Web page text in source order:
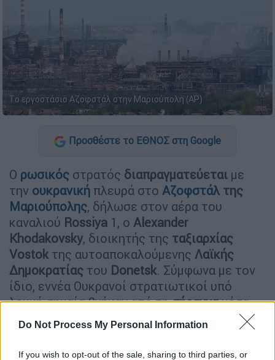
Do Not Process My Personal Information
If you wish to opt-out of the sale, sharing to third parties, or
Το εργοστάσιο Αζοφστάλ στην Μαριούπολη (AP)
Προσθέστε το ΕΘΝΟΣ στη Google
Ο ρωσικός στρατός διαπραγματεύεται με
την ουκρανική πλευρά στο Αζοφστάλ της
Μαριούπολης, δήλωσε στον αέρα του
καναλιού Rossiya 1, ο Alexander
Khodakovsky, διοικητής της ταξιαρχίας
Vostok της αυτοαποκαλούμενης Λαϊκής
Δημοκρατίας του Donetsk. Σύμφωνα με τον
ίδιο, εννέα Ουκρανοί στρατιωτικοί υπό
λευκή σημαία βγήκαν από τησήραγγαμέσα
από το έδαφος του γιγαντιαίου
εργοστασίου, που
για πολλές
εβδομάδες.